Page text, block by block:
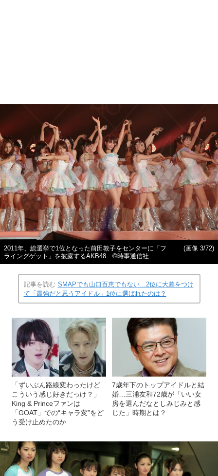
2011年、総選挙で1位となった前田敦子をセンターに「フ
ライングゲット」を披露するAKB48 ©時事通信社
(画像 3/72)
記事を読む SMAPでも山口百恵でもない…2位に大差をつけ
て「最強だと思うアイドル」1位に選ばれたのは？
「ずいぶん路線変わったけど
こういう感じ好きだっけ？」
King & Princeファンは
「GOAT」での“キャラ変”をど
う受け止めたのか
7歳年下のトップアイドルと結
婚…三浦友和72歳が「いい女
房を選んだなとしみじみと感
じた」時期とは？